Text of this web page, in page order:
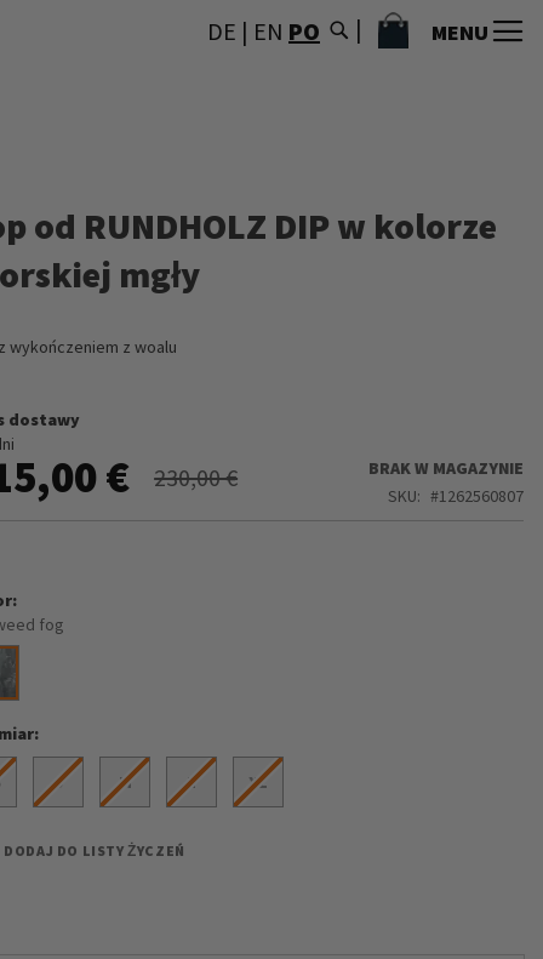
DE | EN PO MENU
MÓJ KOSZYK
od RUNDHOLZ DIP w kolorze
mgły
wykończeniem z woalu
dostawy
€ 230,00 €
BRAK W MAGAZYNIE
SKU
1262560807
fog
S M L XL
DODAJ DO LISTY ŻYCZEŃ